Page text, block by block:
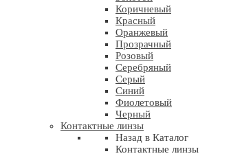
Коричневый
Красный
Оранжевый
Прозрачный
Розовый
Серебряный
Серый
Синий
Фиолетовый
Черный
Контактные линзы
Назад в Каталог
Контактные линзы